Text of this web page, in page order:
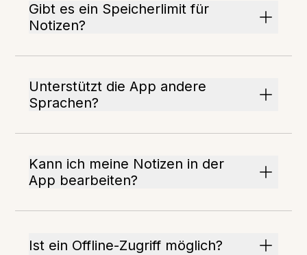
Gibt es ein Speicherlimit für
Notizen?
Unterstützt die App andere
Sprachen?
Kann ich meine Notizen in der
App bearbeiten?
Ist ein Offline-Zugriff möglich?